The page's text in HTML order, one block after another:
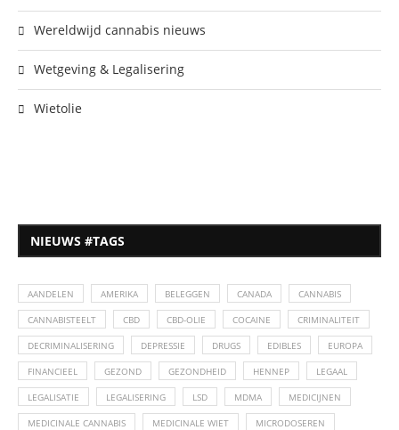
Wereldwijd cannabis nieuws
Wetgeving & Legalisering
Wietolie
NIEUWS #TAGS
AANDELEN AMERIKA BELEGGEN CANADA CANNABIS
CANNABISTEELT CBD CBD-OLIE COCAINE CRIMINALITEIT
DECRIMINALISERING DEPRESSIE DRUGS EDIBLES EUROPA
FINANCIEEL GEZOND GEZONDHEID HENNEP LEGAAL
LEGALISATIE LEGALISERING LSD MDMA MEDICIJNEN
MEDICINALE CANNABIS MEDICINALE WIET MICRODOSEREN